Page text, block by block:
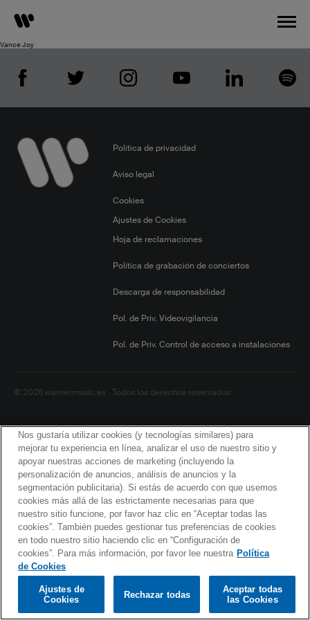
Vance Joy
Warner
Music
Spain
Redes
Política de privacidad
Aviso legal
Cookies
Ajustes de Cookies
Hoja de reclamaciones
Política de grabación de conciertos
Descarga de responsabilidad
Pol. de Priv. Videovigilancia
Pol. de Priv. Control de acceso a instalaciones
© 2026 warnermusic.es · Todos los derechos reservados.
Nos gustaría utilizar cookies (y tecnologías similares) para
mejorar tu experiencia en línea, analizar el uso de nuestro sitio y
apoyar nuestras acciones de marketing (incluyendo la
personalización de anuncios, análisis de anuncios y la
segmentación publicitaria). Si estás de acuerdo con que usemos
cookies más allá de las estrictamente necesarias para que
nuestro sitio funcione, por favor haz clic en “Aceptar todas las
cookies”. También puedes gestionar tus preferencias de cookies
en todo nuestro sitio haciendo clic en “Configuración de
cookies”. Para más información, por favor lee nuestra Política
de Cookies
Ajustes de
Cookies
Rechazar todas
Aceptar todas
las Cookies